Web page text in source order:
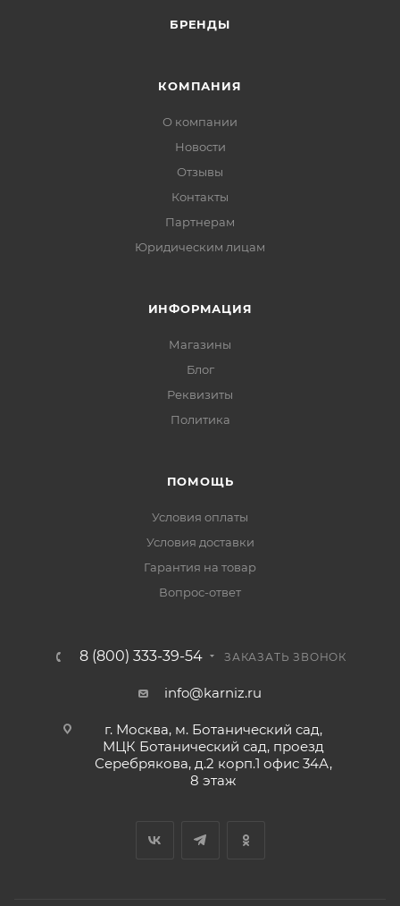
БРЕНДЫ
КОМПАНИЯ
О компании
Новости
Отзывы
Контакты
Партнерам
Юридическим лицам
ИНФОРМАЦИЯ
Магазины
Блог
Реквизиты
Политика
ПОМОЩЬ
Условия оплаты
Условия доставки
Гарантия на товар
Вопрос-ответ
8 (800) 333-39-54 ЗАКАЗАТЬ ЗВОНОК
info@karniz.ru
г. Москва, м. Ботанический сад,
МЦК Ботанический сад, проезд
Серебрякова, д.2 корп.1 офис 34А,
8 этаж